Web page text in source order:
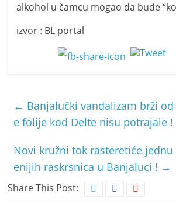
alkohol u čamcu mogao da bude
izvor : BL portal
← Banjalučki vandalizam brži
e folije kod Delte nisu potrajale !
Novi kružni tok rasteretiće
enijih raskrsnica u Banjaluci ! →
Share This Post: